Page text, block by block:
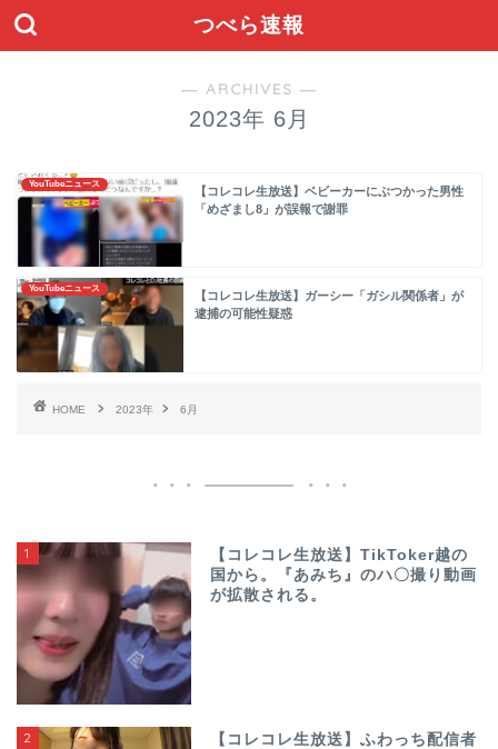
つべら速報
― ARCHIVES ―
2023年 6月
YouTubeニュース
【コレコレ生放送】ベビーカーにぶつかった男性
「めざまし8」が誤報で謝罪
YouTubeニュース
【コレコレ生放送】ガーシー「ガシル関係者」が
逮捕の可能性疑惑
HOME 2023年 6月
1
【コレコレ生放送】TikToker越の
国から。『あみち』のハ〇撮り動画
が拡散される。
2
【コレコレ生放送】ふわっち配信者